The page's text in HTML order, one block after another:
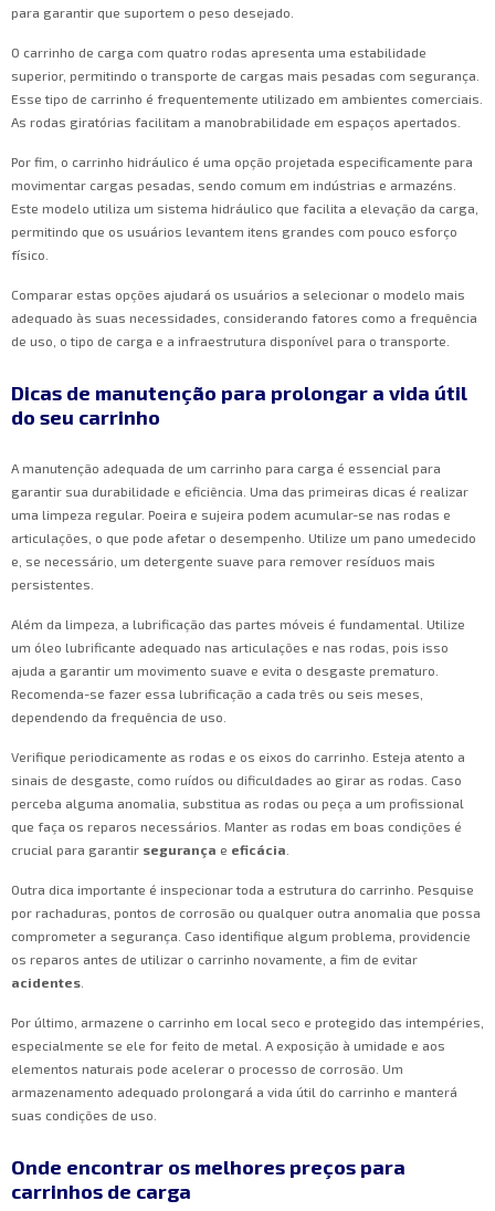
para garantir que suportem o peso desejado.
O carrinho de carga com quatro rodas apresenta uma estabilidade
superior, permitindo o transporte de cargas mais pesadas com segurança.
Esse tipo de carrinho é frequentemente utilizado em ambientes comerciais.
As rodas giratórias facilitam a manobrabilidade em espaços apertados.
Por fim, o carrinho hidráulico é uma opção projetada especificamente para
movimentar cargas pesadas, sendo comum em indústrias e armazéns.
Este modelo utiliza um sistema hidráulico que facilita a elevação da carga,
permitindo que os usuários levantem itens grandes com pouco esforço
físico.
Comparar estas opções ajudará os usuários a selecionar o modelo mais
adequado às suas necessidades, considerando fatores como a frequência
de uso, o tipo de carga e a infraestrutura disponível para o transporte.
Dicas de manutenção para prolongar a vida útil
do seu carrinho
A manutenção adequada de um carrinho para carga é essencial para
garantir sua durabilidade e eficiência. Uma das primeiras dicas é realizar
uma limpeza regular. Poeira e sujeira podem acumular-se nas rodas e
articulações, o que pode afetar o desempenho. Utilize um pano umedecido
e, se necessário, um detergente suave para remover resíduos mais
persistentes.
Além da limpeza, a lubrificação das partes móveis é fundamental. Utilize
um óleo lubrificante adequado nas articulações e nas rodas, pois isso
ajuda a garantir um movimento suave e evita o desgaste prematuro.
Recomenda-se fazer essa lubrificação a cada três ou seis meses,
dependendo da frequência de uso.
Verifique periodicamente as rodas e os eixos do carrinho. Esteja atento a
sinais de desgaste, como ruídos ou dificuldades ao girar as rodas. Caso
perceba alguma anomalia, substitua as rodas ou peça a um profissional
que faça os reparos necessários. Manter as rodas em boas condições é
crucial para garantir segurança e eficácia
Outra dica importante é inspecionar toda a estrutura do carrinho. Pesquise
por rachaduras, pontos de corrosão ou qualquer outra anomalia que possa
comprometer a segurança. Caso identifique algum problema, providencie
os reparos antes de utilizar o carrinho novamente, a fim de evitar
acidentes
Por último, armazene o carrinho em local seco e protegido das intempéries,
especialmente se ele for feito de metal. A exposição à umidade e aos
elementos naturais pode acelerar o processo de corrosão. Um
armazenamento adequado prolongará a vida útil do carrinho e manterá
suas condições de uso.
Onde encontrar os melhores preços para
carrinhos de carga